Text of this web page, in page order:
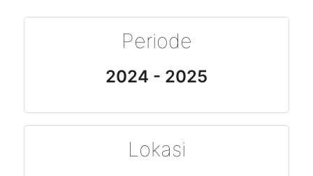
Periode
2024 - 2025
Lokasi